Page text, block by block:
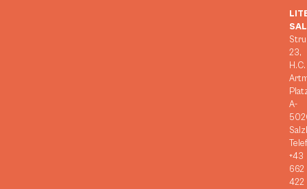
23,
H.C.
A-
+43
662
422